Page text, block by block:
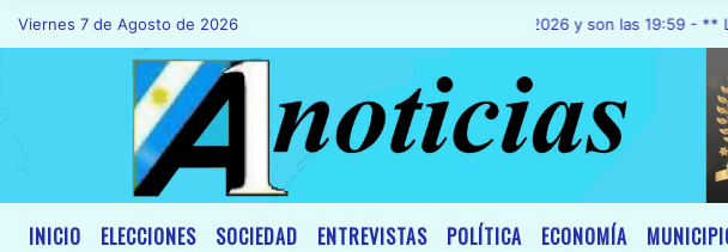
Viernes 7 de Agosto de 2026Hoy es Viernes 7 de Agosto de 2026 y son las 19:59 - ** La
INICIO ELECCIONES SOCIEDAD ENTREVISTAS POLÍTICA ECONOMÍA